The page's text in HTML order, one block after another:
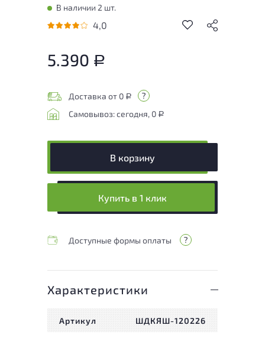
В наличии 2 шт.
4,0
5.390 Р
Доставка от 0 Р
Самовывоз: сегодня, 0 Р
В корзину
Купить в 1 клик
Доступные формы оплаты
Характеристики
Артикул ШДКЯШ-120226